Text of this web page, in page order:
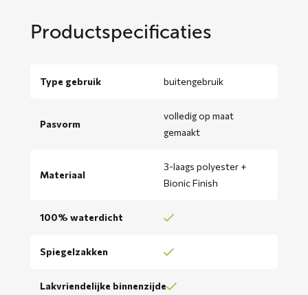
Productspecificaties
Type gebruik buitengebruik
Pasvorm
volledig op maat
gemaakt
Materiaal
3-laags polyester +
Bionic Finish
100% waterdicht
Spiegelzakken
Lakvriendelijke binnenzijde